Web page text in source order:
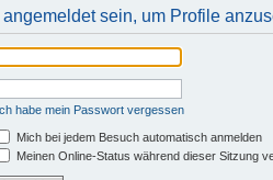
sein, um Profile
habe mein Passwort vergessen
Mich bei jedem Besuch automatisch anmelden
Meinen Online-Status während dieser Sitzung